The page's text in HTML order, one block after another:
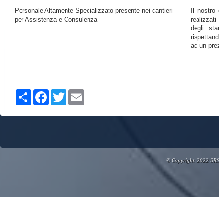
Personale Altamente Specializzato presente nei cantieri
per Assistenza e Consulenza
Il
degli
ad un
Share FacebookTwitter
© Copyright 2022